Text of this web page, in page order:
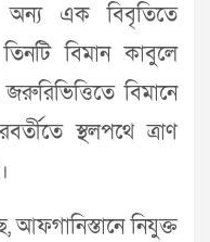
অন্য এক বিবৃতিতে
তিনটি বিমান কাবুলে
বিমানে
স্থলপথে ত্রাণ
আফগানিস্তানে নিযুক্ত